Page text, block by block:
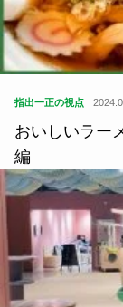
指出一正の視点
おいしいラー
編